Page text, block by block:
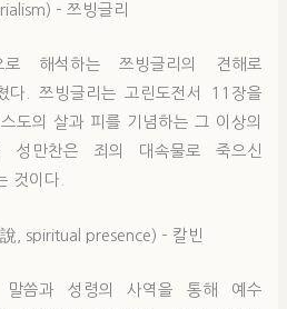
– 쯔빙글리
로 해석하는 쯔빙글리의 견해로
다. 쯔빙글리는 고린도전서 11장을
도의 살과 피를 기념하는 그 이상의
만찬은 죄의 대속물로 죽으신
것이다.
, spiritual presence) – 칼빈
말씀과 성령의 사역을 통해 예수